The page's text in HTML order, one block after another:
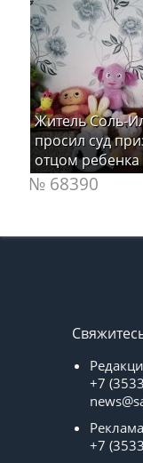
Житель Соль-
просил суд
отцом ребенка
№ 68390
+7
+7